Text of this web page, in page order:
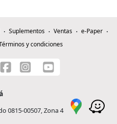
Suplementos Ventas
e-Paper
y condiciones
0815-00507, Zona 4